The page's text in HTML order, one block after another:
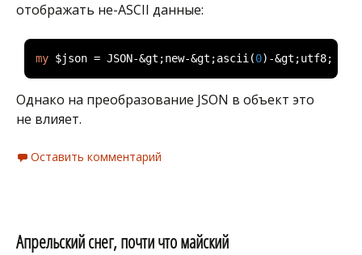
отображать не-ASCII данные:
my $json = JSON-&gt ;new-&gt ;ascii (0)-&gt ;utf8;
Однако на преобразование JSON в объект это
не влияет.
Оставить комментарий
Апрельский снег, почти что майский